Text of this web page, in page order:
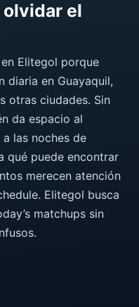
el
Elitegol porque
diaria en Guayaquil,
otras ciudades. Sin
da espacio al
las noches de
qué puede encontrar
merecen atención
Elitegol busca
matchups sin